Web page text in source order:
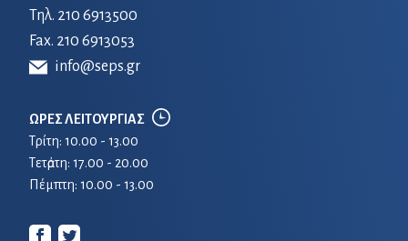
Τηλ. 210 6913500
Fax. 210 6913053
info@seps.gr
ΩΡΕΣ ΛΕΙΤΟΥΡΓΙΑΣ
Τρίτη: 10.00 - 13.00
Τετἀρτη: 17.00 - 20.00
Πέμπτη: 10.00 - 13.00